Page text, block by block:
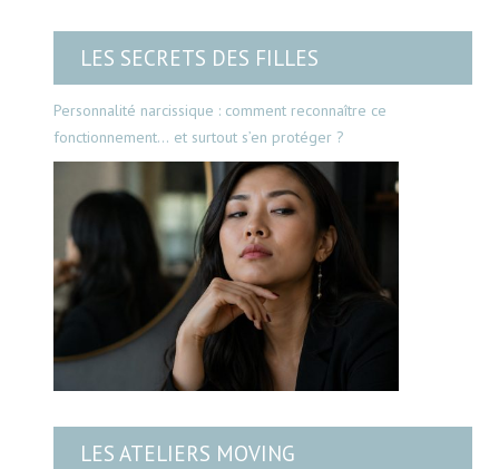
LES SECRETS DES FILLES
Personnalité narcissique : comment reconnaître ce
fonctionnement… et surtout s’en protéger ?
LES ATELIERS MOVING